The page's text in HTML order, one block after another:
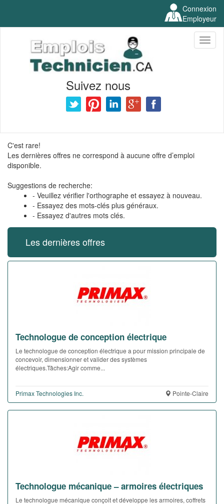
Connexion
Employeur
Suivez nous
C'est rare!
Les dernières offres ne correspond à aucune offre d’emploi
disponible.
Suggestions de recherche:
- Veuillez vérifier l'orthographe et essayez à nouveau.
- Essayez des mots-clés plus généraux.
- Essayez d'autres mots clés.
Les dernières offres
Technologue de conception électrique
Le technologue de conception électrique a pour mission principale de
concevoir, dimensionner et valider des systèmes
électriques.Tâches:Agir comme...
Primax Technologies Inc. Pointe-Claire
Technologue mécanique – armoires électriques
Le technologue mécanique conçoit et développe les armoires, coffrets